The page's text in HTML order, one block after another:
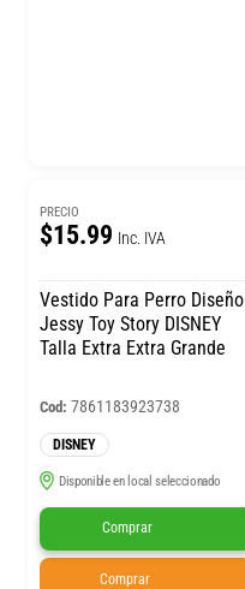
PRECIO
$15.99 Inc. IVA
Vestido Para Perro Diseño
Jessy Toy Story DISNEY
Talla Extra Extra Grande
Cod: 7861183923738
DISNEY
Disponible en local seleccionado
Comprar
Comprar